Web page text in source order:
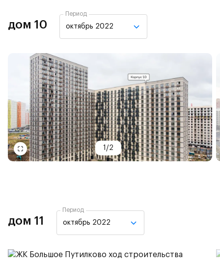
дом 10
Период
октябрь 2022
1 /2
дом 11
Период
октябрь 2022